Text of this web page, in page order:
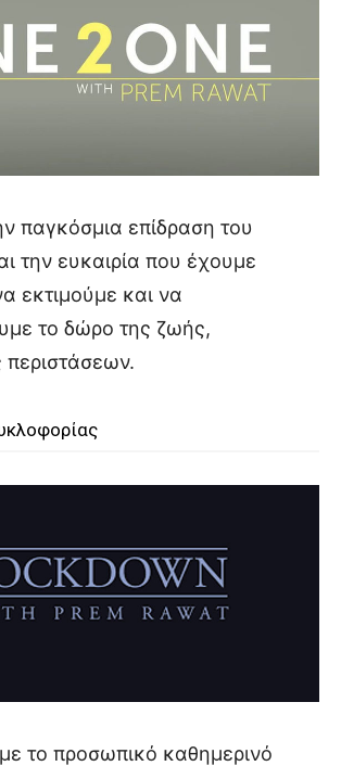
παγκόσμια επίδραση του
την ευκαιρία που έχουμε
εκτιμούμε και να
το δώρο της ζωής,
με το προσωπικό καθημερινό